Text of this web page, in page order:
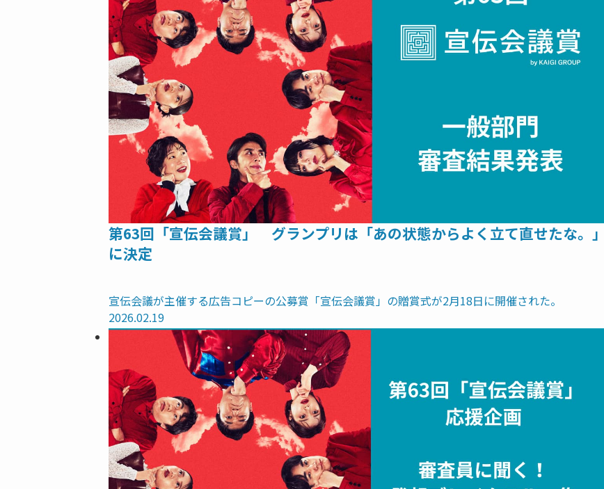
第63回「宣伝会議賞」 グランプリは「あの状態からよく立て直せたな。」
に決定
宣伝会議が主催する広告コピーの公募賞「宣伝会議賞」の贈賞式が2月18日に開催された。
2026.02.19